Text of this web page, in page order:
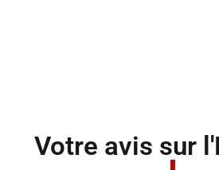
Votre avis sur